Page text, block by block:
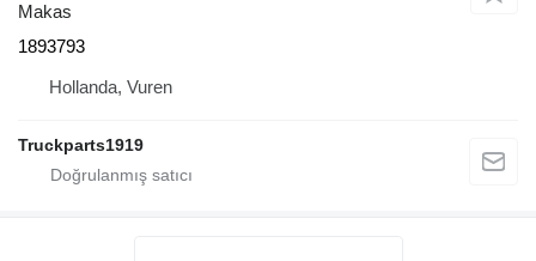
Makas
1893793
Hollanda, Vuren
Truckparts1919